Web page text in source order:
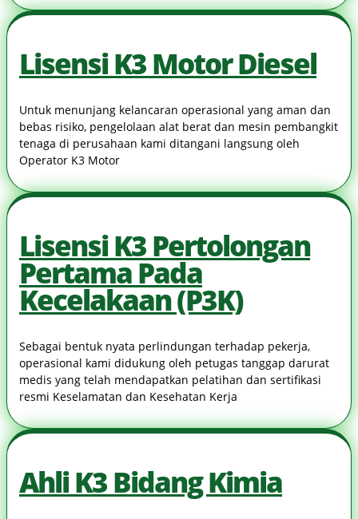
Lisensi K3 Motor Diesel
Untuk menunjang kelancaran operasional yang aman dan
bebas risiko, pengelolaan alat berat dan mesin pembangkit
tenaga di perusahaan kami ditangani langsung oleh
Operator K3 Motor
Lisensi K3 Pertolongan
Pertama Pada
Kecelakaan (P3K)
Sebagai bentuk nyata perlindungan terhadap pekerja,
operasional kami didukung oleh petugas tanggap darurat
medis yang telah mendapatkan pelatihan dan sertifikasi
resmi Keselamatan dan Kesehatan Kerja
Ahli K3 Bidang Kimia